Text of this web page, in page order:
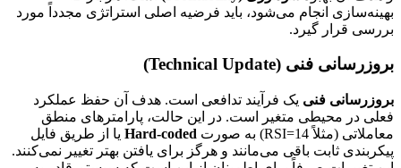
بهینه‌سازی انجام می‌شود، باید فرضیه اصلی استراتژی مجدداً مورد
بررسی قرار گیرد.
بروزرسانی فنی (Technical Update)
بروزرسانی فنی یک فرآیند تدافعی است. هدف آن حفظ عملکرد
فعلی در محیطی متغیر است. در این حالت، پارامترهای منطق
معاملاتی (مثلاً RSI=14) به صورت
Hard-coded یا از طریق فایل
پیکربندی ثابت باقی می‌مانند و هرگز برای یافتن بهتر تغییر نمی‌کنند.